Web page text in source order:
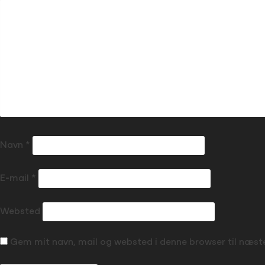
Navn *
E-mail *
Websted
Gem mit navn, mail og websted i denne browser til